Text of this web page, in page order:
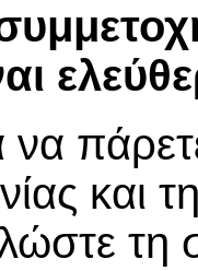
να
και
τη